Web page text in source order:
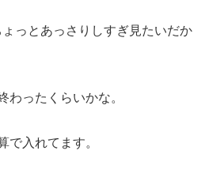
っとあっさりしすぎ見たいだか
わったくらいかな。
で入れてます。